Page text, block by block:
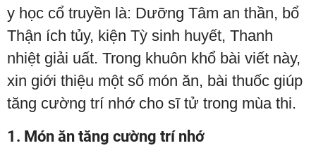
y học cổ truyền là: Dưỡng Tâm an thần, bổ
Thận ích tủy, kiện Tỳ sinh huyết, Thanh
nhiệt giải uất. Trong khuôn khổ bài viết này,
xin giới thiệu một số món ăn, bài thuốc giúp
tăng cường trí nhớ cho sĩ tử trong mùa thi.
1. Món ăn tăng cường trí nhớ